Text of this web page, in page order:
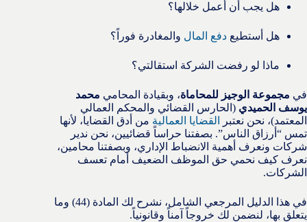
هل يجب أن أعمل خلالها؟
هل أستطيع دفع المال والمغادرة فوراً؟
ماذا لو رفضت الشركة استقالتي؟
في مجموعة الوجيز للمحاماة، وبقيادة المحامي محمد
يوسف الحميدي (الحارس القضائي والمحكم العمالي
المعتمد)، نحن نعتبر
القضايا العمالية من أدق القضايا، لأنها
تمس “أرزاق الناس”. بصفتنا حراساً قضائيين، نحن ندير
شركات ونعرف أهمية الانضباط الإداري، وبصفتنا محامين،
نعرف كيف نحمي حق الموظف الضعيف أمام تعسف
الشركات.
في هذا الدليل المرجعي الشامل، نشرح لك المادة (44) وما
يتعلق بها، لنضمن لك خروجاً آمناً وقانونياً.